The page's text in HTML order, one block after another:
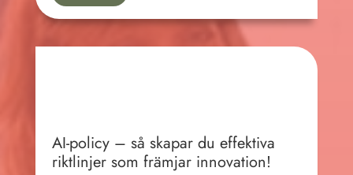
AI-policy – så skapar du effektiva
riktlinjer som främjar innovation!